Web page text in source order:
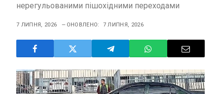
нерегульованими пішохідними переходами
7 ЛИПНЯ, 2026 ОНОВЛЕНО: 7 ЛИПНЯ, 2026